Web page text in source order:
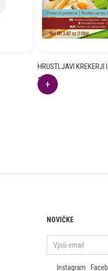
HRUSTLJAVI
3.67
€
NOVIČKE
Instagram